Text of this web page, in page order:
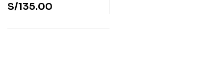
S/135.00